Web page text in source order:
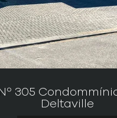
305
Deltaville